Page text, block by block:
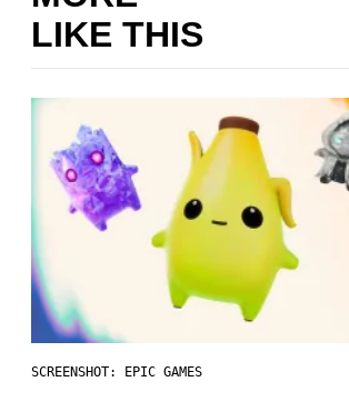
LIKE THIS
SCREENSHOT: EPIC GAMES